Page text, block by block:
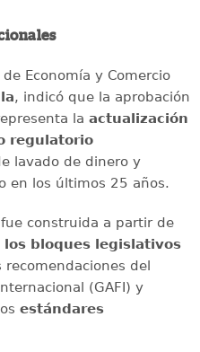
Economía y Comercio
, indicó que la aprobación
la actualización
regulatorio
lavado de dinero y
en los últimos 25 años.
construida a partir de
bloques legislativos
del
(GAFI) y
estándares